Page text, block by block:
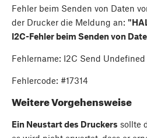
Fehler beim Senden von Daten
der Drucker die Meldung an:
I2C-Fehler beim Senden von
Fehlername: I2C Send Undefined
Fehlercode: #17314
Weitere Vorgehensweise
Ein Neustart des Druckers sollte